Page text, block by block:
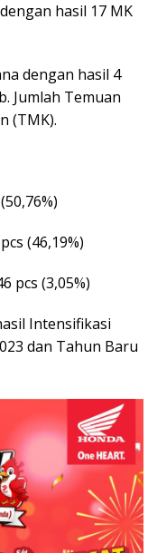
hasil 17 MK
dengan hasil 4
Jumlah Temuan
(TMK).
(46,19%)
pcs (3,05%)
Intensifikasi
dan Tahun Baru